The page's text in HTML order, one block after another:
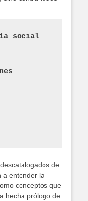
social
de
a entender la
conceptos que
hecha prólogo de